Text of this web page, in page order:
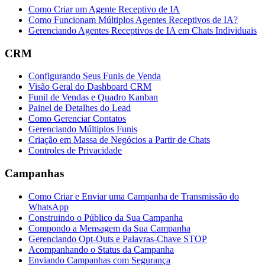
Como Criar um Agente Receptivo de IA
Como Funcionam Múltiplos Agentes Receptivos de IA?
Gerenciando Agentes Receptivos de IA em Chats Individuais
CRM
Configurando Seus Funis de Venda
Visão Geral do Dashboard CRM
Funil de Vendas e Quadro Kanban
Painel de Detalhes do Lead
Como Gerenciar Contatos
Gerenciando Múltiplos Funis
Criação em Massa de Negócios a Partir de Chats
Controles de Privacidade
Campanhas
Como Criar e Enviar uma Campanha de Transmissão do
WhatsApp
Construindo o Público da Sua Campanha
Compondo a Mensagem da Sua Campanha
Gerenciando Opt-Outs e Palavras-Chave STOP
Acompanhando o Status da Campanha
Enviando Campanhas com Segurança